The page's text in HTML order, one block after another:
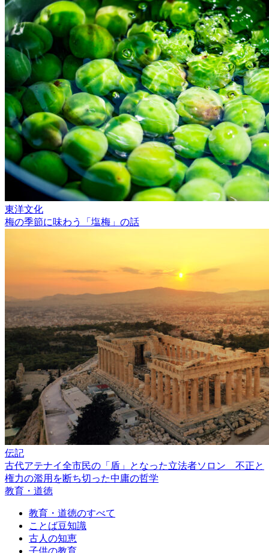
東洋文化
梅の季節に味わう「塩梅」の話
伝記
古代アテナイ全市民の「盾」となった立法者ソロン 不正と
権力の濫用を断ち切った中庸の哲学
教育・道徳
教育・道徳のすべて
ことば豆知識
古人の知恵
子供の教育